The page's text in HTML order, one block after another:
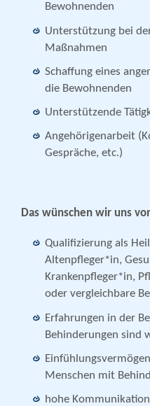
Bewohnenden
Unterstützung bei
Maßnahmen
Schaffung eines
die Bewohnenden
Unterstützende
Angehörigenarbeit
Gespräche, etc.)
Das wünschen wir uns
Qualifizierung als
Altenpfleger*in,
Krankenpfleger*in,
oder vergleichbare
Erfahrungen in der
Behinderungen sind
Menschen mit
hohe